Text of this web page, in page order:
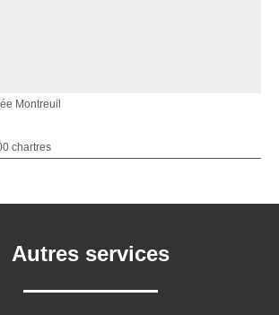
Montreuil
chartres
Autres services